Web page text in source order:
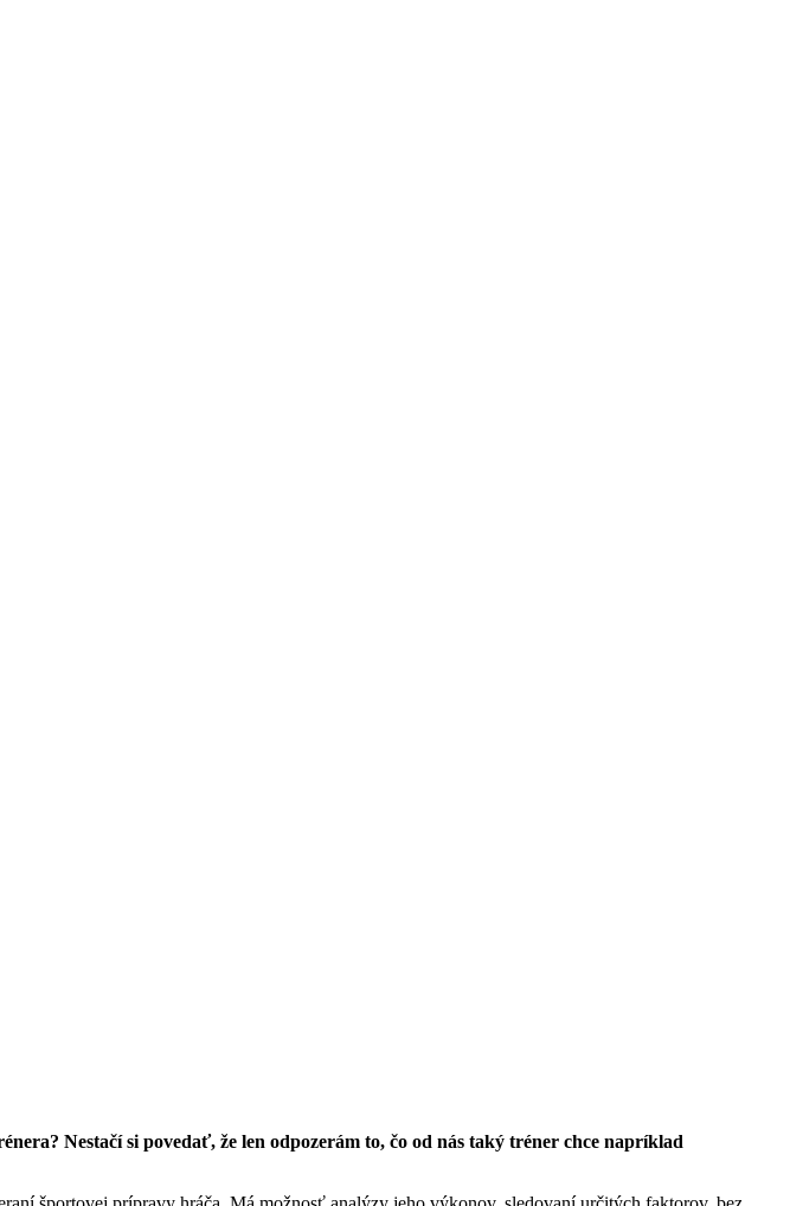
Nestačí si povedať, že len odpozerám to, čo od nás taký tréner chce napríklad